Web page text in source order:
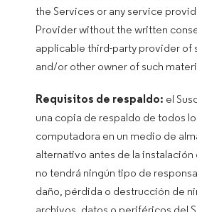
the Services or any service
Provider without the written
applicable third-party provider of
and/or other owner of such
Requisitos de respaldo: el
una copia de respaldo de todos
computadora en un medio de
alternativo antes de la
no tendrá ningún tipo de
daño, pérdida o destrucción de